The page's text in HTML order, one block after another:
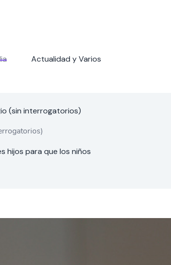
Actualidad y Varios
(sin interrogatorios)
hijos para que los niños